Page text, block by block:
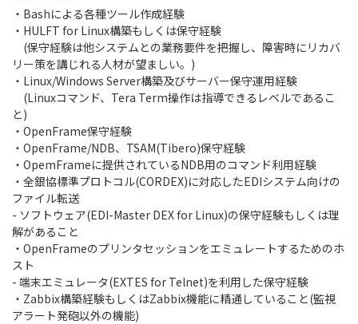
・Bashによる各種ツール作成経験
・HULFT for Linux構築もしくは保守経験
(保守経験は他システムとの業務要件を把握し、障害時にリカバ
リー策を講じれる人材が望ましい。)
・Linux/Windows Server構築及びサーバー保守運用経験
(Linuxコマンド、Tera Term操作は指導できるレベルであるこ
と)
・OpenFrame保守経験
・OpenFrame/NDB、TSAM(Tibero)保守経験
・OpemFrameに提供されているNDB用のコマンド利用経験
・全銀協標準プロトコル(CORDEX)に対応したEDIシステム向けの
ファイル転送
- ソフトウェア(EDI-Master DEX for Linux)の保守経験もしくは理
解があること
・OpenFrameのプリンタセッションをエミュレートするためのホ
スト
- 端末エミュレータ(EXTES for Telnet)を利用した保守経験
・Zabbix構築経験もしくはZabbix機能に精通していること(監視
アラート発砲以外の機能)